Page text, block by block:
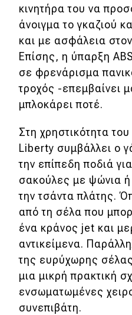
Οδική βοήθεια
eDRIVE
DRIVE USED
κινητήρα του να
άνοιγμα το γκαζιού
και με ασφάλεια
Επίσης, η ύπαρξη
σε φρενάρισμα
τροχός -επεμβαίνει
μπλοκάρει ποτέ.
Στη χρηστικότητα
Liberty συμβάλλει ο
την επίπεδη ποδιά
σακούλες με ψώνια ή
την τσάντα πλάτης.
από τη σέλα που
ένα κράνος jet και
αντικείμενα.
της ευρύχωρης
μια μικρή πρακτική
ενσωματωμένες
συνεπιβάτη.